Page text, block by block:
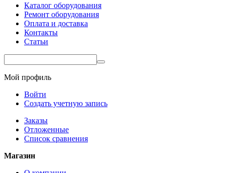
Каталог оборудования
Ремонт оборудования
Оплата и доставка
Контакты
Статьи
Мой профиль
Войти
Создать учетную запись
Заказы
Отложенные
Список сравнения
Магазин